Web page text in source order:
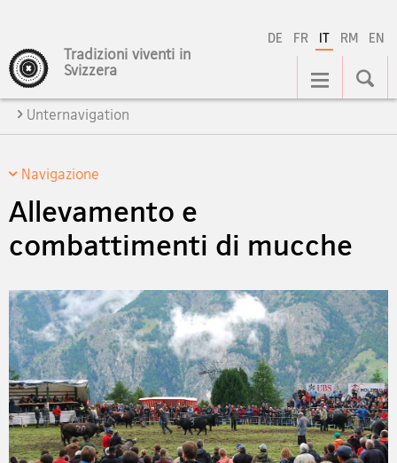
DE FR IT RM EN
Tradizioni viventi in
Svizzera
Navigation
Unternavigation
Navigazione
Allevamento e
combattimenti di mucche